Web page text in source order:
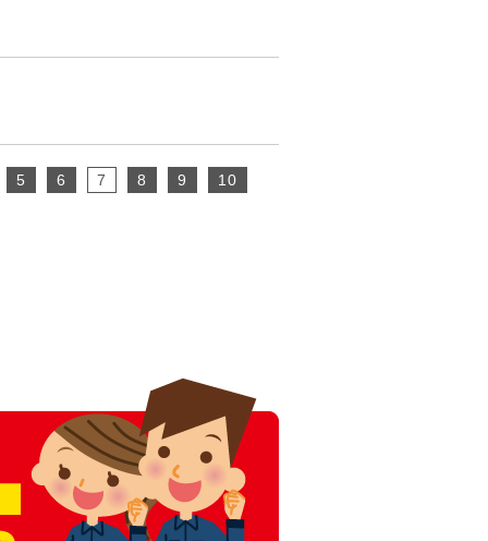
5 6 7 8 9
10